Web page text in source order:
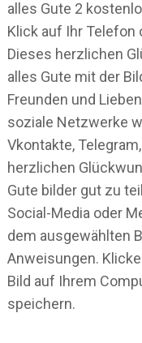
alles Gute 2
Klick auf Ihr Telefon
Dieses herzlichen
alles Gute mit der
Freunden und
soziale Netzwerke
Vkontakte,
herzlichen
Gute bilder gut zu
Social-Media oder
dem ausgewählten
Anweisungen.
Bild auf Ihrem
speichern.